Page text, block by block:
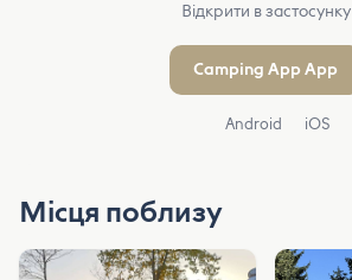
Відкрити в застосунку
Camping App App
Android iOS
Місця поблизу